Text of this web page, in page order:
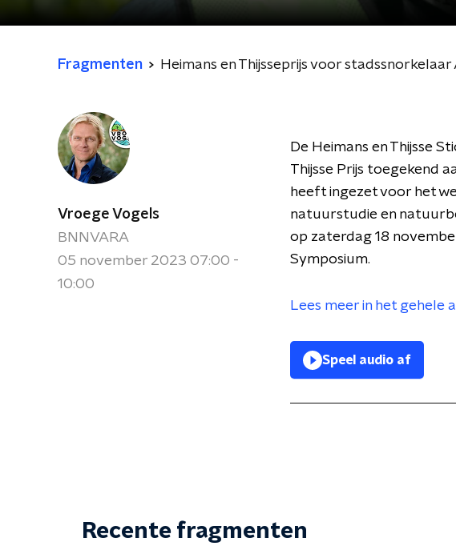
Fragmenten Heimans en Thijsseprijs voor
Vroege Vogels
BNNVARA
05 november 2023 07:00 -
10:00
De Heimans en Thijsse
Thijsse Prijs toegekend
heeft ingezet voor het
natuurstudie en
op zaterdag 18
Symposium.
Lees meer in het gehele
Speel audio af
Recente fragmenten